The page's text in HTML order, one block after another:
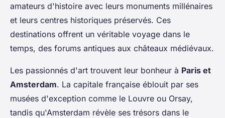
amateurs d'histoire avec leurs monuments millénaires
et leurs centres historiques préservés. Ces
destinations offrent un véritable voyage dans le
temps, des forums antiques aux châteaux médiévaux.
Les passionnés d'art trouvent leur bonheur à Paris et
Amsterdam. La capitale française éblouit par ses
musées d'exception comme le Louvre ou Orsay,
tandis qu'Amsterdam révèle ses trésors dans le